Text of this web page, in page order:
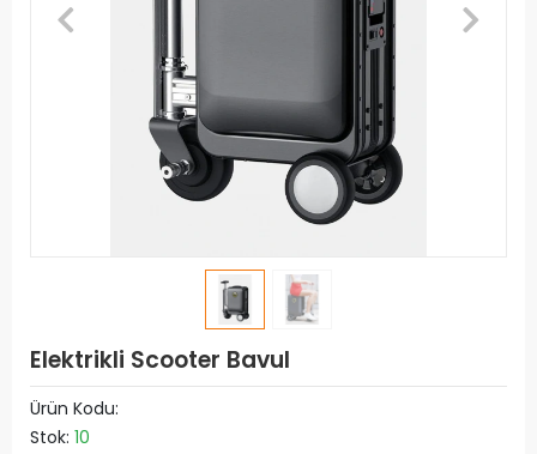
Elektrikli Scooter Bavul
Ürün Kodu:
Stok: 10